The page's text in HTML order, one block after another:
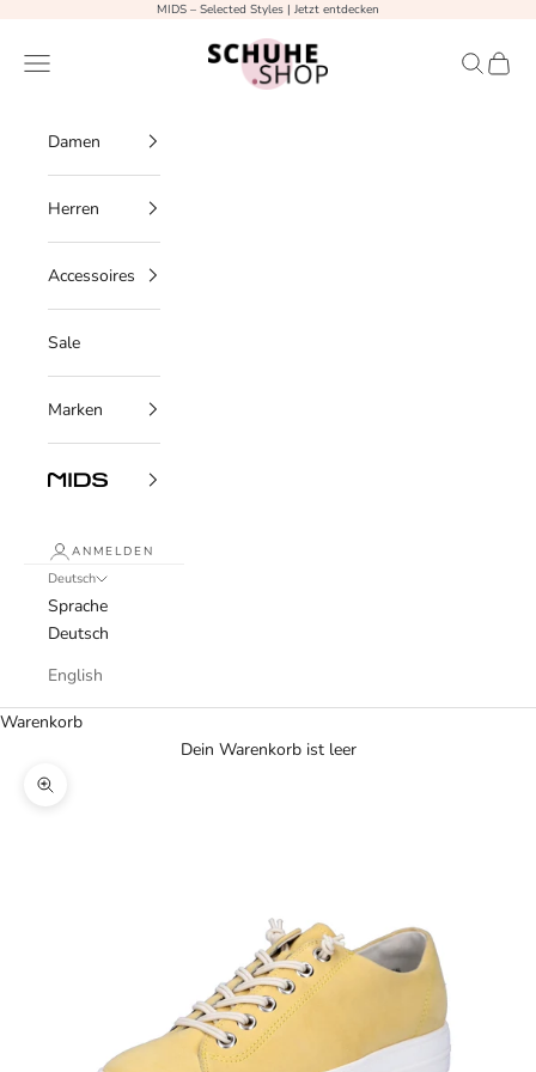
MIDS – Selected Styles | Jetzt entdecken
Schuhe.Shop
Menü Suchen
Damen
Herren
Accessoires
Sale
Marken
ANMELDEN
Deutsch
Sprache
Deutsch
English
Warenkorb
Dein Warenkorb ist leer
Bild vergrößern